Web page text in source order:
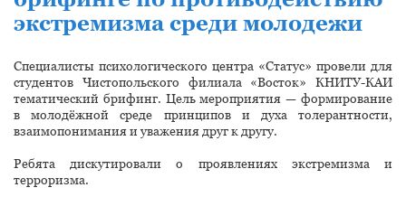
экстремизма среди молодежи
Специалисты психологического центра «Статус» провели для
студентов Чистопольского филиала «Восток» КНИТУ-КАИ
тематический брифинг. Цель мероприятия — формирование
в молодёжной среде принципов и духа толерантности,
взаимопонимания и уважения друг к другу.
Ребята дискутировали о проявлениях экстремизма и
терроризма.